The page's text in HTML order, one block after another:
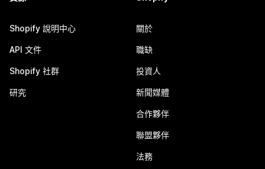
Shopify 說明中心
API 文件
Shopify 社群
研究
關於
職缺
投資人
新聞媒體
合作夥伴
聯盟夥伴
法務